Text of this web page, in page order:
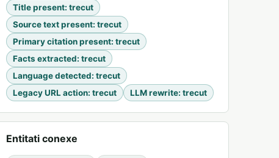
Title present: trecut
Source text present: trecut
Primary citation present: trecut
Facts extracted: trecut
Language detected: trecut
Legacy URL action: trecut LLM rewrite: trecut
Entitati conexe